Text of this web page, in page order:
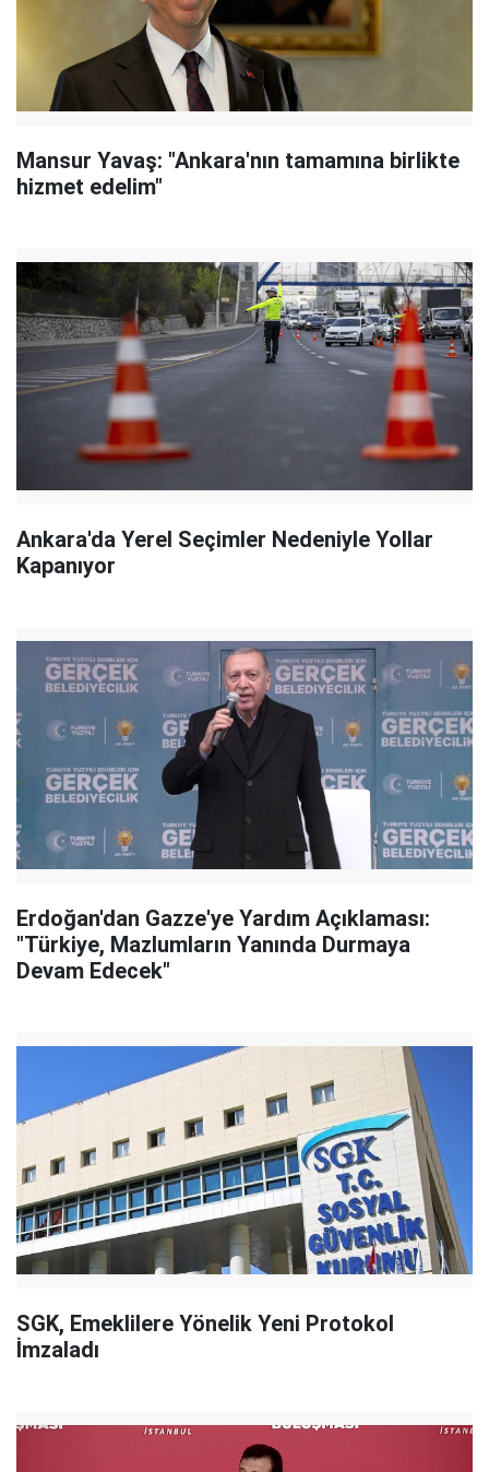
Mansur Yavaş: "Ankara'nın tamamına birlikte
hizmet edelim"
Ankara'da Yerel Seçimler Nedeniyle Yollar
Kapanıyor
Erdoğan'dan Gazze'ye Yardım Açıklaması:
"Türkiye, Mazlumların Yanında Durmaya
Devam Edecek"
SGK, Emeklilere Yönelik Yeni Protokol
İmzaladı